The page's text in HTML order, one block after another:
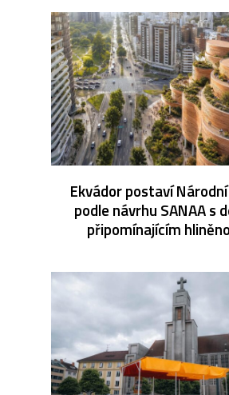
Ekvádor postaví
podle návrhu SANAA s
připomínajícím